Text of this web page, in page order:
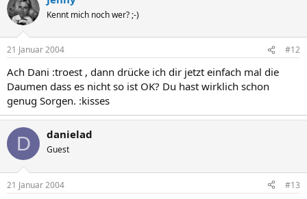
Kennt mich noch wer? ;-)
21 Januar 2004 #12
Ach Dani :troest , dann drücke ich dir jetzt einfach mal die
Daumen dass es nicht so ist OK? Du hast wirklich schon
genug Sorgen. :kisses
D danielad
Guest
21 Januar 2004 #13